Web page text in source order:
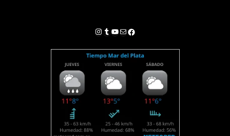
Instagram
Tumblr
YouTube
Correo electrónico
Facebook